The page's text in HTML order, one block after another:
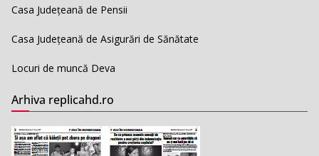
Casa Județeană de Pensii
Casa Județeană de Asigurări de Sănătate
Locuri de muncă Deva
Arhiva replicahd.ro